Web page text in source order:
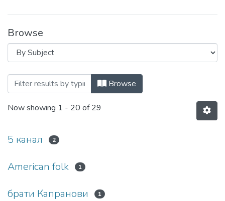
Browse
Browsing 3. Відеоматеріали by Subject
Browse
Now showing 1 - 20 of 29
5 канал 2
American folk 1
брати Капранови 1